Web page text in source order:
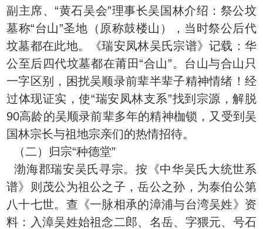
副主席、“黄石吴会”理事长吴国林介绍：祭公坟
墓称“台山”圣地（原称鼓楼山），当时祭公后代
坟墓都在此地。《瑞安凤林吴氏宗谱》记载：华
公至后四代坟墓都在莆田“合山”。台山与合山只
一字区别，困扰吴顺录前辈半辈子精神情绪！经
过体现证实，使“瑞安凤林支系”找到宗源，解脱
90高龄的吴顺录前辈多年的精神枷锁，又受到吴
国林宗长与祖地宗亲们的热情招待。
（二）归宗“种德堂”
渤海郡瑞安吴氏寻宗。按《中华吴氏大统世系
谱》则茂公为祖公之子，岳公之孙，为泰伯公第
八十七世。查《一脉相承的漳浦与台湾吴姓》资
料：入漳吴姓始祖念二郎、名岳、字猥元、号石